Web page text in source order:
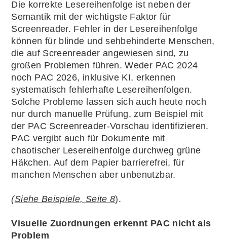
Die korrekte Lesereihenfolge ist neben der
Semantik mit der wichtigste Faktor für
Screenreader. Fehler in der Lesereihenfolge
können für blinde und sehbehinderte Menschen,
die auf Screenreader angewiesen sind, zu
großen Problemen führen. Weder PAC 2024
noch PAC 2026, inklusive KI, erkennen
systematisch fehlerhafte Lesereihenfolgen.
Solche Probleme lassen sich auch heute noch
nur durch manuelle Prüfung, zum Beispiel mit
der PAC Screenreader-Vorschau identifizieren.
PAC vergibt auch für Dokumente mit
chaotischer Lesereihenfolge durchweg grüne
Häkchen. Auf dem Papier barrierefrei, für
manchen Menschen aber unbenutzbar.
(Siehe Beispiele, Seite 8).
Visuelle Zuordnungen erkennt PAC nicht als
Problem